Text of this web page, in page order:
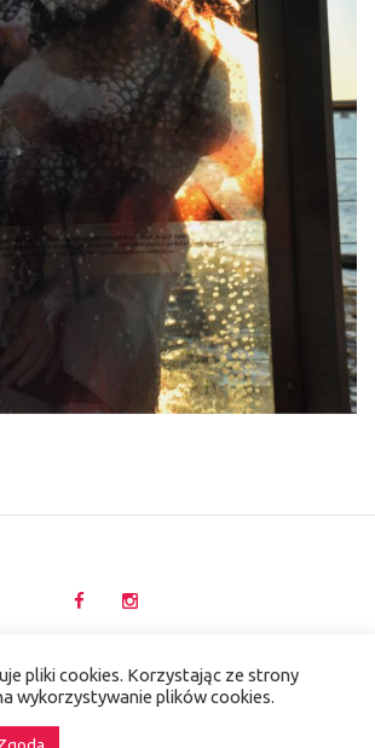
PRYWATNOŚCI
pliki cookies. Korzystając ze strony
wykorzystywanie plików cookies.